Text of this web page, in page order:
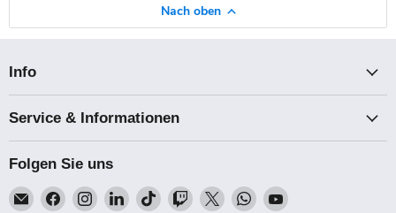
Nach oben
Info
Service & Informationen
Folgen Sie uns
EmailFindenFindenFindenFindenFindenFindenFindenFinden